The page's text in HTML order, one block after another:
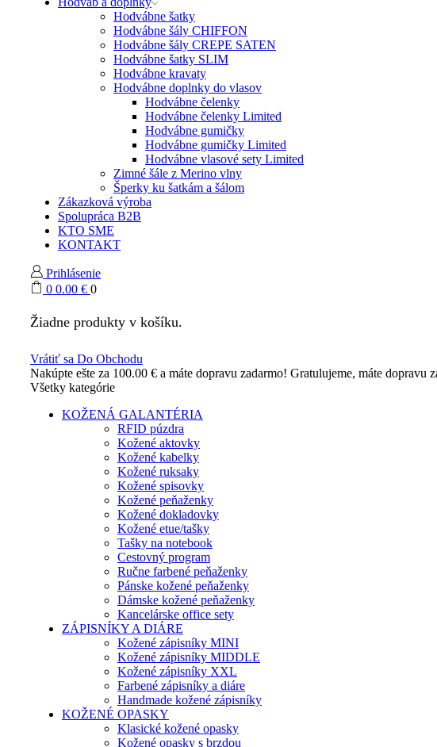
Hodvábne šatky
Hodvábne šály CHIFFON
Hodvábne šály CREPE SATEN
Hodvábne šatky SLIM
Hodvábne kravaty
Hodvábne doplnky do vlasov
Hodvábne čelenky
Hodvábne čelenky Limited
Hodvábne gumičky
Hodvábne gumičky Limited
Hodvábne vlasové sety Limited
Zimné šále z Merino vlny
Šperky ku šatkám a šálom
Zákazková výroba
Spolupráca B2B
KTO SME
KONTAKT
Prihlásenie
0 0.00 € 0
Žiadne produkty v košíku.
Vrátiť sa Do Obchodu
Nakúpte ešte za 100.00 € a máte dopravu zadarmo! Gratulujeme, máte dopravu
Všetky kategórie
KOŽENÁ GALANTÉRIA
RFID púzdra
Kožené aktovky
Kožené kabelky
Kožené ruksaky
Kožené spisovky
Kožené peňaženky
Kožené dokladovky
Kožené etue/tašky
Tašky na notebook
Cestovný program
Ručne farbené peňaženky
Pánske kožené peňaženky
Dámske kožené peňaženky
Kancelárske office sety
ZÁPISNÍKY A DIÁRE
Kožené zápisníky MINI
Kožené zápisníky MIDDLE
Kožené zápisníky XXL
Farbené zápisníky a diáre
Handmade kožené zápisníky
KOŽENÉ OPASKY
Klasické kožené opasky
Kožené opasky s brzdou